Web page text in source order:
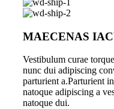
MAECENAS
Vestibulum curae
nunc dui adipiscing
parturient a.Parturient
natoque adipiscing a
natoque dui.